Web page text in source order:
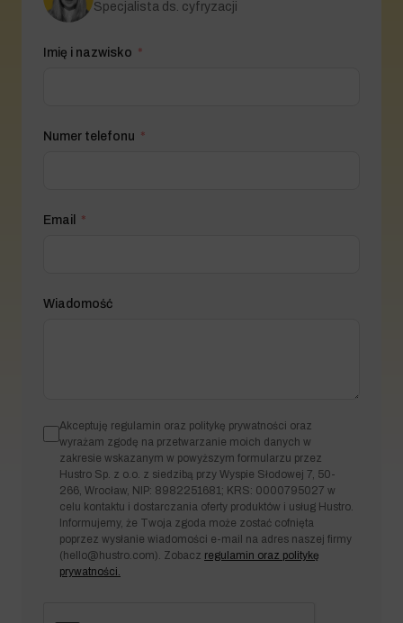
Specjalista ds. cyfryzacji
Imię i nazwisko
Numer telefonu
Email
Wiadomość
Akceptuję regulamin oraz politykę prywatności oraz
wyrażam zgodę na przetwarzanie moich danych w
zakresie wskazanym w powyższym formularzu przez
Hustro Sp. z o.o. z siedzibą przy Wyspie Słodowej 7, 50-
266, Wrocław, NIP: 8982251681; KRS: 0000795027 w
celu kontaktu i dostarczania oferty produktów i usług Hustro.
Informujemy, że Twoja zgoda może zostać cofnięta
poprzez wysłanie wiadomości e-mail na adres naszej firmy
( hello@hustro.com). Zobacz regulamin oraz politykę
prywatności.